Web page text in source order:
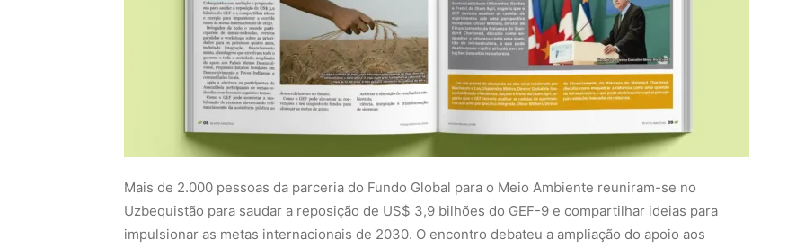
Mais de 2.000 pessoas da parceria do Fundo Global para o Meio Ambiente reuniram-se no
Uzbequistão para saudar a reposição de US$ 3,9 bilhões do GEF-9 e compartilhar ideias para
impulsionar as metas internacionais de 2030. O encontro debateu a ampliação do apoio aos